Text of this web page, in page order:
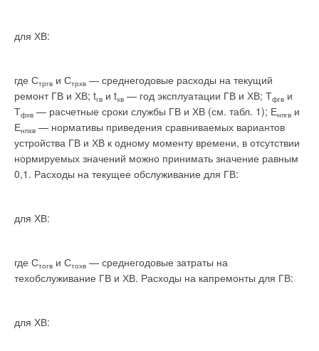
для ХВ:
где Стргв и Стрхв — среднегодовые расходы на текущий
ремонт ГВ и ХВ; tгв и tхв — год эксплуатации ГВ и ХВ; Тфгв и
Тфхв — расчетные сроки службы ГВ и ХВ (см. табл. 1); Енпгв и
Енпхв — нормативы приведения сравниваемых вариантов
устройства ГВ и ХВ к одному моменту времени, в отсутствии
нормируемых значений можно принимать значение равным
0,1. Расходы на текущее обслуживание для ГВ:
для ХВ:
где Стогв и Стохв — среднегодовые затраты на
техобслуживание ГВ и ХВ. Расходы на капремонты для ГВ:
для ХВ: